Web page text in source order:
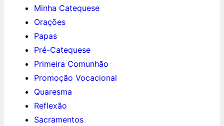
Minha Catequese
Orações
Papas
Pré-Catequese
Primeira Comunhão
Promoção Vocacional
Quaresma
Reflexão
Sacramentos